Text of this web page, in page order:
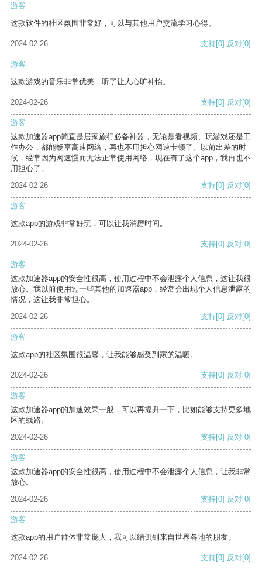
游客
这款软件的社区氛围非常好，可以与其他用户交流学习心得。
2024-02-26 支持[0] 反对[0]
游客
这款游戏的音乐非常优美，听了让人心旷神怡。
2024-02-26 支持[0] 反对[0]
游客
这款加速器app简直是居家旅行必备神器，无论是看视频、玩游戏还是工
作办公，都能畅享高速网络，再也不用担心网速卡顿了。以前出差的时
候，经常因为网速慢而无法正常使用网络，现在有了这个app，我再也不
用担心了。
2024-02-26
支持[0] 反对[0]
游客
这款app的游戏非常好玩，可以让我消磨时间。
2024-02-26 支持[0] 反对[0]
游客
这款加速器app的安全性很高，使用过程中不会泄露个人信息，这让我很
放心。我以前使用过一些其他的加速器app，经常会出现个人信息泄露的
情况，这让我非常担心。
2024-02-26
支持[0] 反对[0]
游客
这款app的社区氛围很温馨，让我能够感受到家的温暖。
2024-02-26 支持[0] 反对[0]
游客
这款加速器app的加速效果一般，可以再提升一下，比如能够支持更多地
区的线路。
2024-02-26
支持[0] 反对[0]
游客
这款加速器app的安全性很高，使用过程中不会泄露个人信息，让我非常
放心。
2024-02-26
支持[0] 反对[0]
游客
这款app的用户群体非常庞大，我可以结识到来自世界各地的朋友。
2024-02-26 支持[0] 反对[0]